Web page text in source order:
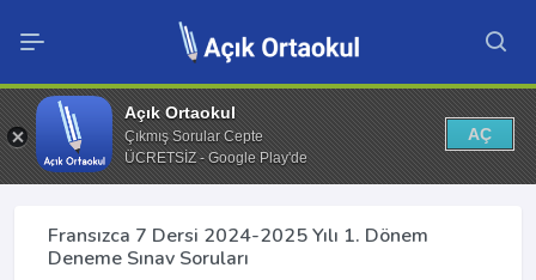
Açık Ortaokul
Çıkmış Sorular Cepte
ÜCRETSİZ - Google Play'de
AÇ
Fransızca 7 Dersi 2024-2025 Yılı 1. Dönem
Deneme Sınav Soruları